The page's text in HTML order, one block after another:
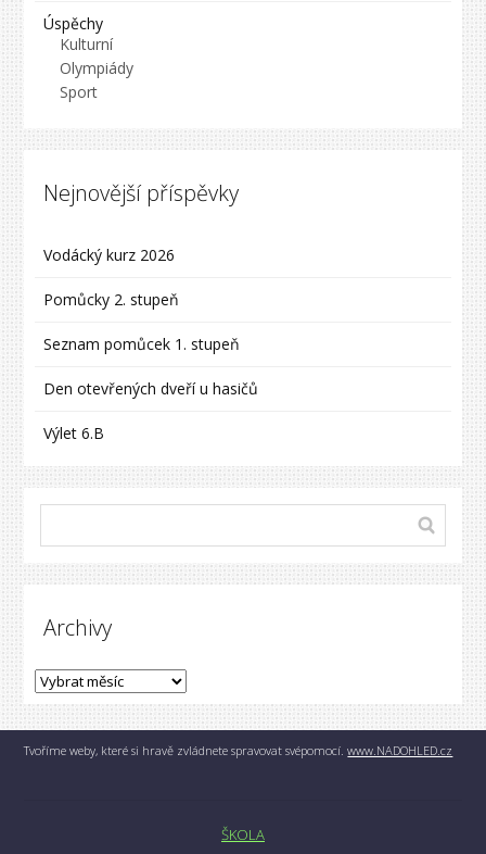
Úspěchy
Kulturní
Olympiády
Sport
Nejnovější příspěvky
Vodácký kurz 2026
Pomůcky 2. stupeň
Seznam pomůcek 1. stupeň
Den otevřených dveří u hasičů
Výlet 6.B
Archivy
Tvoříme weby, které si hravě zvládnete spravovat svépomocí.www.NADOHLED.cz
ŠKOLA